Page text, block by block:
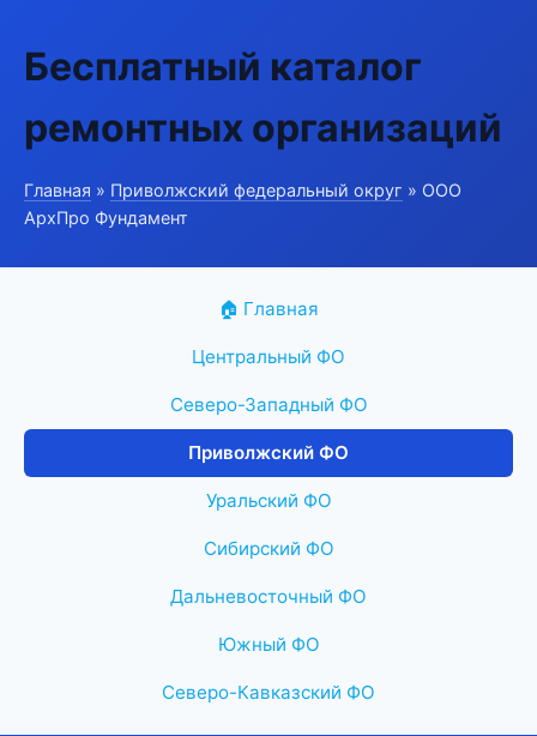
Бесплатный каталог
ремонтных организаций
Главная » Приволжский федеральный округ » ООО
АрхПро Фундамент
🏠 Главная
Центральный ФО
Северо-Западный ФО
Приволжский ФО
Уральский ФО
Сибирский ФО
Дальневосточный ФО
Южный ФО
Северо-Кавказский ФО